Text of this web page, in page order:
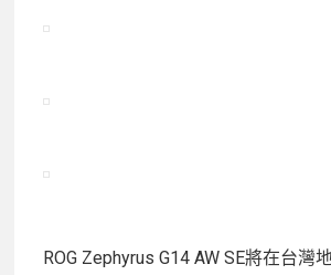
ROG Zephyrus G14 AW SE將在台灣